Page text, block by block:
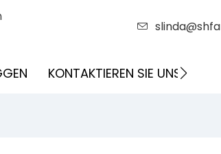
KONTAKTIEREN SIE UNS